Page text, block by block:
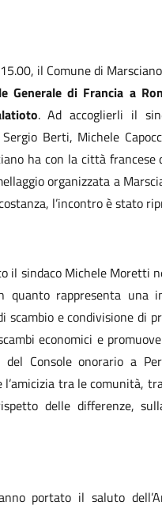
il Comune di
di Francia a
. Ad accoglierli il
Berti, Michele
ha con la città
organizzata a
l’incontro è stato
il sindaco Michele Moretti
quanto rappresenta una
scambio e condivisione
economici e
Console onorario a
tra le comunità,
delle differenze,
portato il saluto